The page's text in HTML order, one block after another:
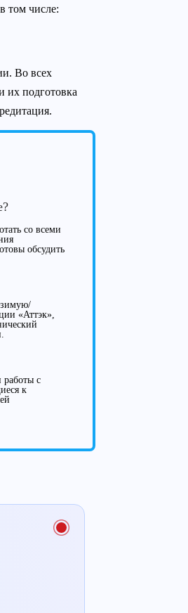
том числе:
Во всех
их подготовка
со всеми
обсудить
«Аттэк»,
с
к